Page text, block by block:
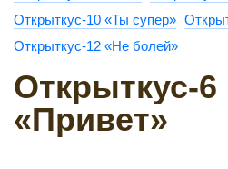
Открыткус-10 «Ты супер»
Открыткус-12 «Не болей»
Открыткус-6
«Привет»